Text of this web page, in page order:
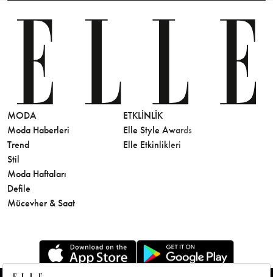
MODA
Moda Haberleri
Trend
Stil
Moda Haftaları
Defile
Mücevher & Saat
ETKLINLIK
Elle Style Awards
Elle Etkinlikleri